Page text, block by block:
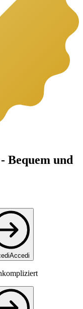
Bequem und
Accedi